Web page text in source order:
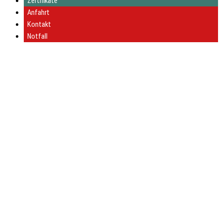
Anfahrt
Kontakt
Notfall